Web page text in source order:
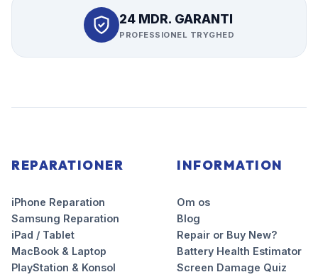
24 MDR. GARANTI
PROFESSIONEL TRYGHED
REPARATIONER
iPhone Reparation
Samsung Reparation
iPad / Tablet
MacBook & Laptop
PlayStation & Konsol
INFORMATION
Om os
Blog
Repair or Buy New?
Battery Health Estimator
Screen Damage Quiz